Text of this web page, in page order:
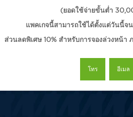
(ยอดใช้จ่ายขั้นต่ำ
แพคเกจนี้สามารถใช้ได้ตั้งแต่วันนี้จ
ส่วนลดพิเศษ 10% สำหรับการจองล่วงหน้า
โทร อีเมล